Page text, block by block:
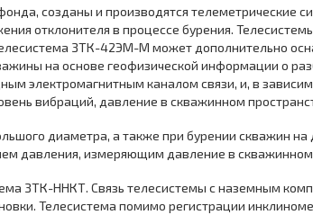
созданы и производятся
отклонителя в процессе бурения.
ЗТК-42ЭМ-М может дополнительно
на основе геофизической информации о
электромагнитным каналом связи, и, в
вибраций, давление в скважинном
диаметра, а также при бурении скважин
давления, измеряющим давление в скважинном
ЗТК-ННКТ. Связь телесистемы с наземным
Телесистема помимо регистрации